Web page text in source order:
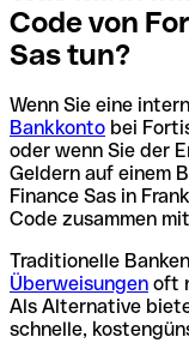
Code von
Sas tun?
Wenn Sie eine
Bankkonto bei
oder wenn Sie der
Geldern auf einem
Finance Sas in
Code zusammen
Traditionelle
Überweisungen oft
Als Alternative
schnelle,